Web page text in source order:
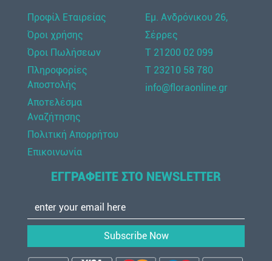
Προφίλ Εταιρείας
Όροι χρήσης
Όροι Πωλήσεων
Πληροφορίες
Αποστολής
Αποτελέσμα
Αναζήτησης
Πολιτική Απορρήτου
Επικοινωνία
Εμ. Ανδρόνικου 26,
Σέρρες
Τ 21200 02 099
Τ 23210 58 780
info@floraonline.gr
ΕΓΓΡΑΦΕΙΤΕ ΣΤΟ NEWSLETTER
Subscribe Now